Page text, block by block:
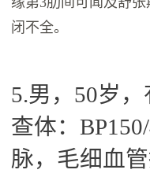
闭不全。
5.男，50岁，
查体：
脉，毛细血